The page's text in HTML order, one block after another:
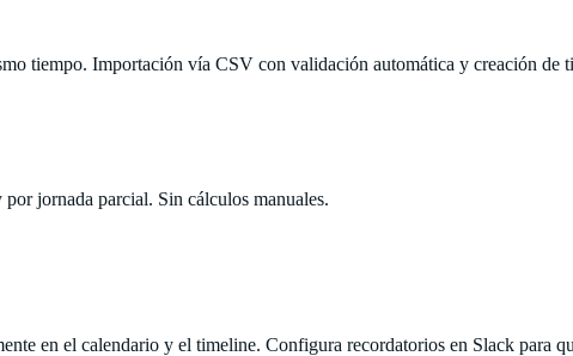
tiempo. Importación vía CSV con validación automática y creación de
jornada parcial. Sin cálculos manuales.
en el calendario y el timeline. Configura recordatorios en Slack para